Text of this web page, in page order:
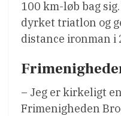
100 km-løb bag
dyrket triatlon og
distance ironman i
– Jeg er kirkeligt
Frimenigheden